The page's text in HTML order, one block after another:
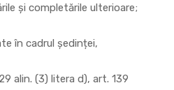
și completările ulterioare;
în cadrul ședinței,
alin. (3) litera d), art. 139